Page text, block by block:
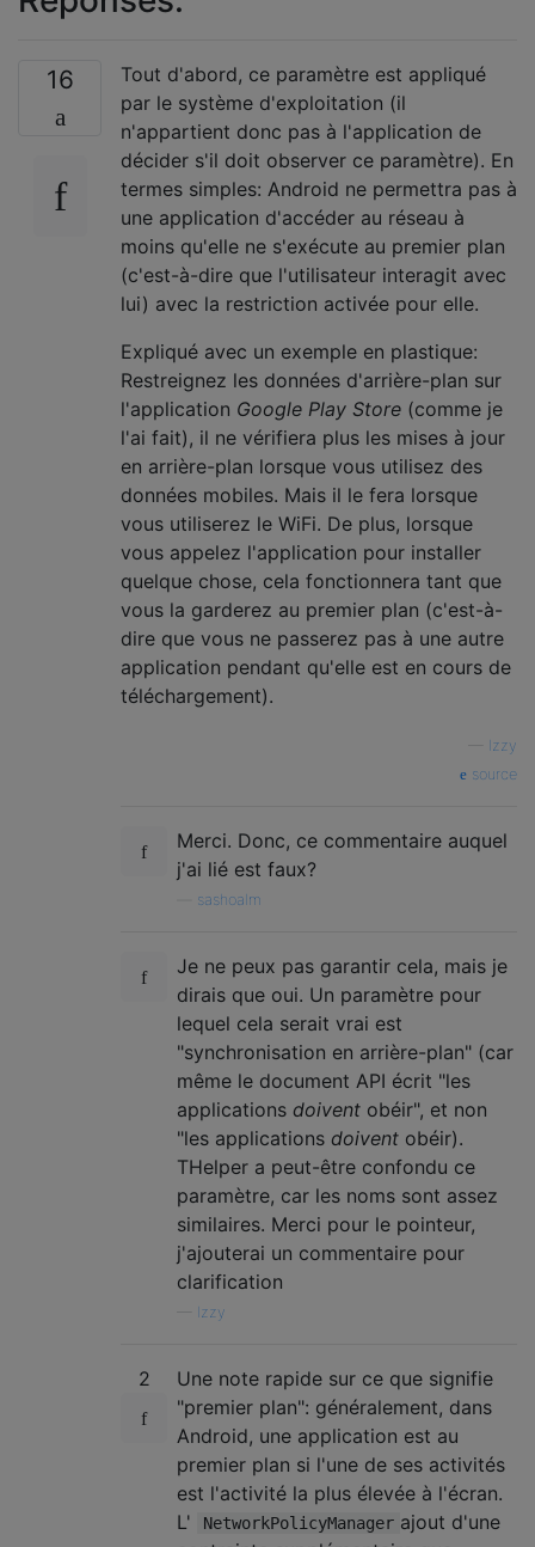
16
Tout d'abord, ce paramètre est appliqué
par le système d'exploitation (il
n'appartient donc pas à l'application de
décider s'il doit observer ce paramètre). En
termes simples: Android ne permettra pas à
une application d'accéder au réseau à
moins qu'elle ne s'exécute au premier plan
(c'est-à-dire que l'utilisateur interagit avec
lui) avec la restriction activée pour elle.
Expliqué avec un exemple en plastique:
Restreignez les données d'arrière-plan sur
l'application Google Play Store (comme je
l'ai fait), il ne vérifiera plus les mises à jour
en arrière-plan lorsque vous utilisez des
données mobiles. Mais il le fera lorsque
vous utiliserez le WiFi. De plus, lorsque
vous appelez l'application pour installer
quelque chose, cela fonctionnera tant que
vous la garderez au premier plan (c'est-à-
dire que vous ne passerez pas à une autre
application pendant qu'elle est en cours de
téléchargement).
Izzy
source
Merci. Donc, ce commentaire auquel
j'ai lié est faux?
sashoalm
Je ne peux pas garantir cela, mais je
dirais que oui. Un paramètre pour
lequel cela serait vrai est
"synchronisation en arrière-plan" (car
même le document API écrit "les
applications doivent obéir", et non
"les applications doivent obéir).
THelper a peut-être confondu ce
paramètre, car les noms sont assez
similaires. Merci pour le pointeur,
j'ajouterai un commentaire pour
clarification
Izzy
2
Une note rapide sur ce que signifie
"premier plan": généralement, dans
Android, une application est au
premier plan si l'une de ses activités
est l'activité la plus élevée à l'écran.
L'
NetworkPolicyManager ajout d'une